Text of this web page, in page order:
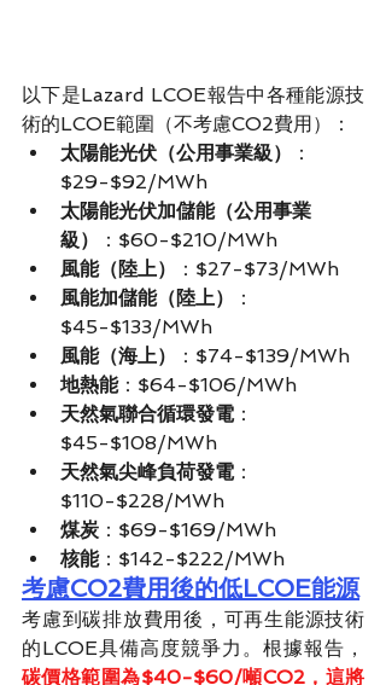
以下是Lazard LCOE報告中各種能源技
術的LCOE範圍（不考慮CO2費用）：
太陽能光伏（公用事業級）
：
$29-$92/MWh
太陽能光伏加儲能（公用事業
級）
：$60-$210/MWh
風能（陸上）
：$27-$73/MWh
風能加儲能（陸上）
：
$45-$133/MWh
風能（海上）
：$74-$139/MWh
地熱能：$64-$106/MWh
天然氣聯合循環發電：
$45-$108/MWh
天然氣尖峰負荷發電：
$110-$228/MWh
煤炭 ：$69-$169/MWh
核能：$142-$222/MWh
考慮CO2費用後的低LCOE能源
考慮到碳排放費用後，可再生能源技術
的LCOE具備高度競爭力。根據報告，
碳價格範圍為$40-$60/噸CO2，這將